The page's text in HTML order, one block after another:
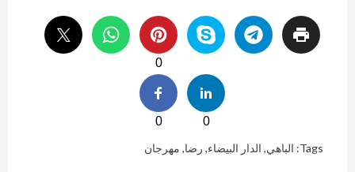
0
0
0
Tags: الباهي, الدار البيضاء, رضا, مهرجان